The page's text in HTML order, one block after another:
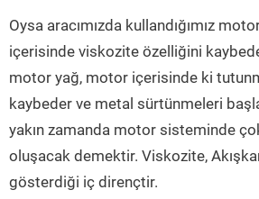
Oysa aracımızda kullandığımız motor
içerisinde viskozite özelliğini
motor yağ, motor içerisinde ki
kaybeder ve metal sürtünmeleri
yakın zamanda motor sisteminde
oluşacak demektir. Viskozite,
gösterdiği iç dirençtir.